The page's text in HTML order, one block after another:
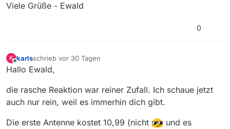
Viele Grüße - Ewald
0
K
Offline
karlsschrieb vor 30 Tagen
zuletzt editiert von
Hallo Ewald,
die rasche Reaktion war reiner Zufall. Ich schaue jetzt
auch nur rein, weil es immerhin dich gibt.
Die erste Antenne kostet 10,99 (nicht
und es